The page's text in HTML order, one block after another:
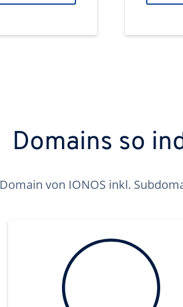
Domains so
Domain von IONOS inkl.